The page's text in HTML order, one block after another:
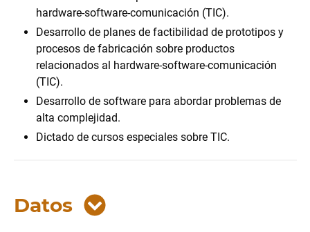
hardware-software-comunicación (TIC).
Desarrollo de planes de factibilidad de prototipos y
procesos de fabricación sobre productos
relacionados al hardware-software-comunicación
(TIC).
Desarrollo de software para abordar problemas de
alta complejidad.
Dictado de cursos especiales sobre TIC.
Datos